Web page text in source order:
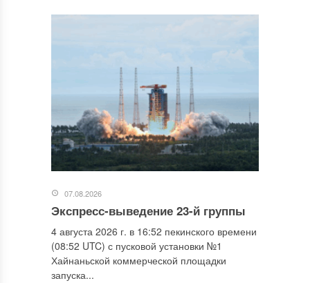
07.08.2026
Экспресс-выведение 23-й группы
4 августа 2026 г. в 16:52 пекинского времени
(08:52 UTC) с пусковой установки №1
Хайнаньской коммерческой площадки
запуска...